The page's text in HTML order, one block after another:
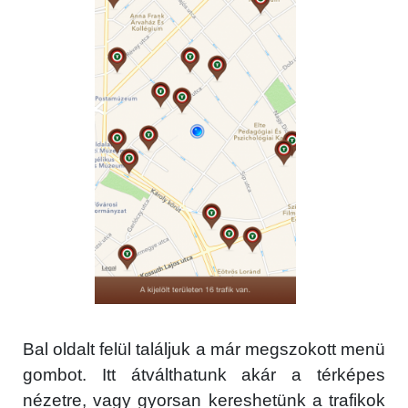
Bal oldalt felül találjuk a már megszokott menü
gombot. Itt átválthatunk akár a térképes
nézetre, vagy gyorsan kereshetünk a trafikok